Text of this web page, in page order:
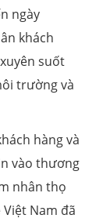
ngày
khách
suốt
trường và
hàng và
vào thương
nhân thọ
Nam đã